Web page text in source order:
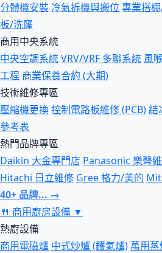
分體機安裝 冷氣拆機與搬位 專業搭
板/洗窿
商用中央系統
中央空調系統VRV/VRF 多聯系統 風
工程 商業保養合約 (大期)
技術維修專區
壓縮機更換控制電路板維修 (PCB)結
參考表
熱門品牌專區
Daikin 大金專門店 Panasonic 樂聲
Hitachi 日立維修 Gree 格力/美的
40+ 品牌... →
🍴 商用廚房設備 ▼
熱廚設備
商用電磁爐 中式炒爐 (鑊氣爐) 萬用